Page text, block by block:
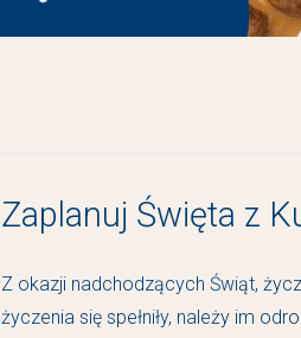
Zaplanuj Święta z
Z okazji nadchodzących Świąt,
życzenia się spełniły, należy im